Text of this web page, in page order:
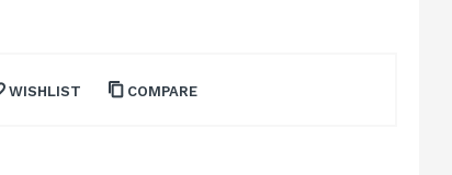
WISHLIST COMPARE